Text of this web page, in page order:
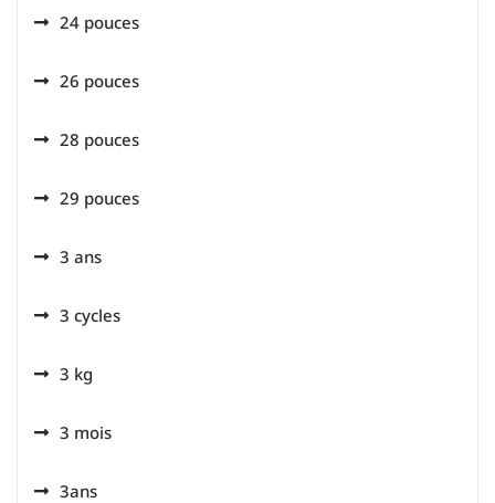
24 pouces
26 pouces
28 pouces
29 pouces
3 ans
3 cycles
3 kg
3 mois
3ans